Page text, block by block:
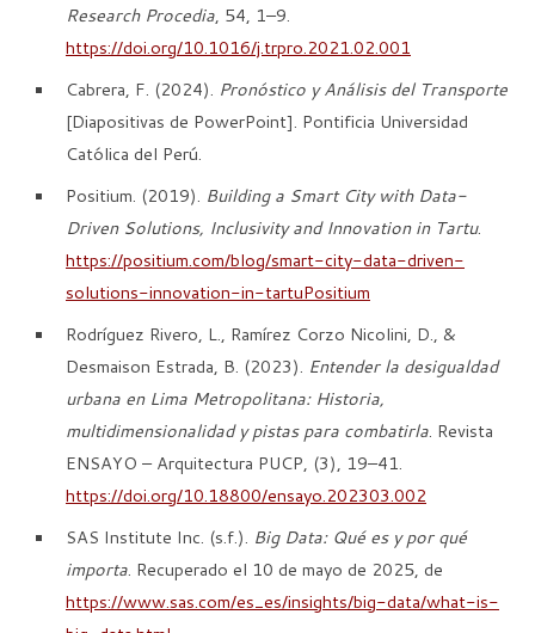
Research Procedia, 54, 1–9.
https://doi.org/10.1016/j.trpro.2021.02.001
Cabrera, F. (2024). Pronóstico y Análisis del Transporte
[Diapositivas de PowerPoint]. Pontificia Universidad
Católica del Perú.
Positium. (2019). Building a Smart City with Data-
Driven Solutions, Inclusivity and Innovation in Tartu.
https://positium.com/blog/smart-city-data-driven-
solutions-innovation-in-tartuPositium
Rodríguez Rivero, L., Ramírez Corzo Nicolini, D., &
Desmaison Estrada, B. (2023). Entender la desigualdad
urbana en Lima Metropolitana: Historia,
multidimensionalidad y pistas para combatirla. Revista
ENSAYO – Arquitectura PUCP, (3), 19–41.
https://doi.org/10.18800/ensayo.202303.002
SAS Institute Inc. (s.f.). Big Data: Qué es y por qué
importa. Recuperado el 10 de mayo de 2025, de
https://www.sas.com/es_es/insights/big-data/what-is-